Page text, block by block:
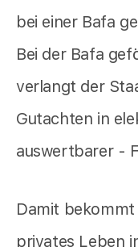
bei einer Bafa
Bei der Bafa
verlangt der
Gutachten in
auswertbarer -
Damit
privates Leben